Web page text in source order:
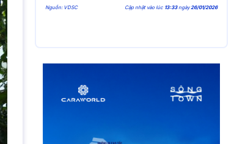
Nguồn: VDSC Cập nhật vào lúc 13:33ngày26/01/2026